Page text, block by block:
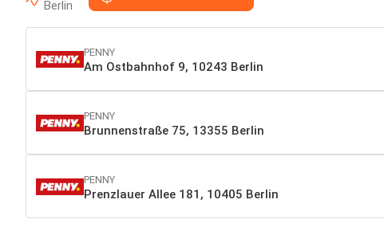
Berlin
PENNY
Am Ostbahnhof 9, 10243 Berlin
PENNY
Brunnenstraße 75, 13355 Berlin
PENNY
Prenzlauer Allee 181, 10405 Berlin